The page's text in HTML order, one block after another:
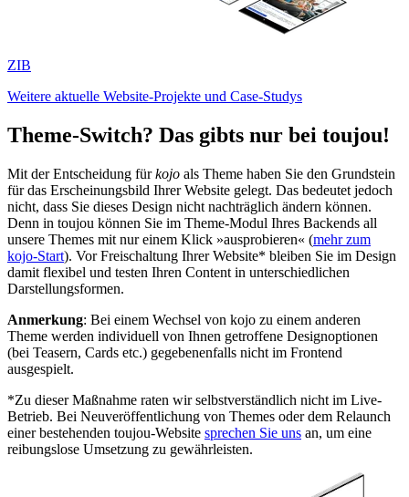
ZIB
Weitere aktuelle Website-Projekte und Case-Studys
Theme-Switch? Das gibts nur bei toujou!
Mit der Entscheidung fürkojo als Theme haben Sie den Grundstein
für das Erscheinungsbild Ihrer Website gelegt. Das bedeutet jedoch
nicht, dass Sie dieses Design nicht nachträglich ändern können.
Denn in toujou können Sie im Theme-Modul Ihres Backends all
unsere Themes mit nur einem Klick »ausprobieren« (mehr zum
kojo-Start). Vor Freischaltung Ihrer Website* bleiben Sie im Design
damit flexibel und testen Ihren Content in unterschiedlichen
Darstellungsformen.
Anmerkung: Bei einem Wechsel von kojo zu einem anderen
Theme werden individuell von Ihnen getroffene Designoptionen
(bei Teasern, Cards etc.) gegebenenfalls nicht im Frontend
ausgespielt.
*Zu dieser Maßnahme raten wir selbstverständlich nicht im Live-
Betrieb. Bei Neuveröffentlichung von Themes oder dem Relaunch
einer bestehenden toujou-Website sprechen Sie uns an, um eine
reibungslose Umsetzung zu gewährleisten.